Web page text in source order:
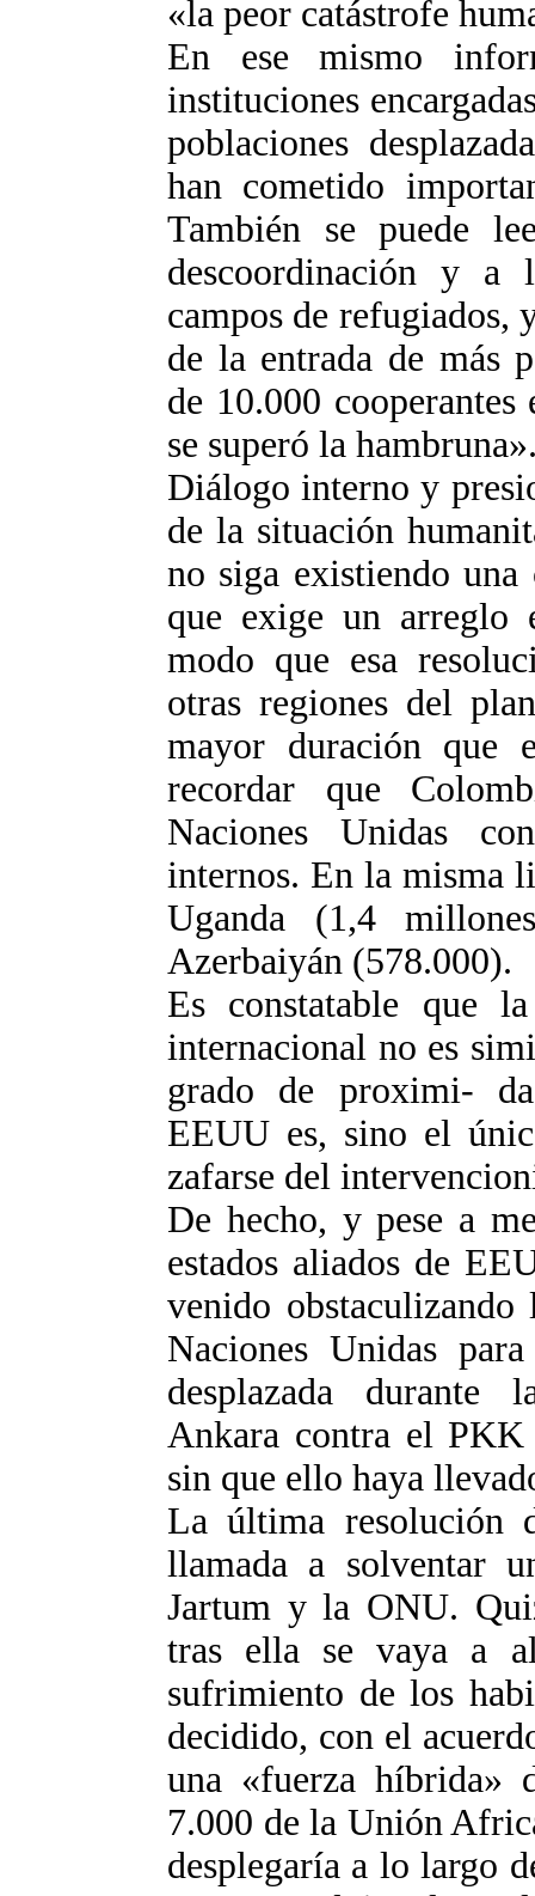
«la peor catástrofe
En ese mismo
instituciones
poblaciones
han cometido
También se puede
descoordinación y
campos de refugiados,
de la entrada de más
de 10.000
se superó la
Diálogo interno y
de la situación
no siga existiendo
que exige un arreglo
modo que esa
otras regiones del
mayor duración que
recordar que
Naciones Unidas
internos. En la misma
Uganda (1,4
Azerbaiyán (578.000).
Es constatable que
internacional no es
grado de proximi-
EEUU es, sino el
zafarse del
De hecho, y pese a
estados aliados de
venido obstaculizando
Naciones Unidas
desplazada durante
Ankara contra el
sin que ello haya
La última resolución
llamada a solventar
Jartum y la ONU.
tras ella se vaya a
sufrimiento de los
decidido, con el
una «fuerza híbrida»
7.000 de la Unión
desplegaría a lo largo